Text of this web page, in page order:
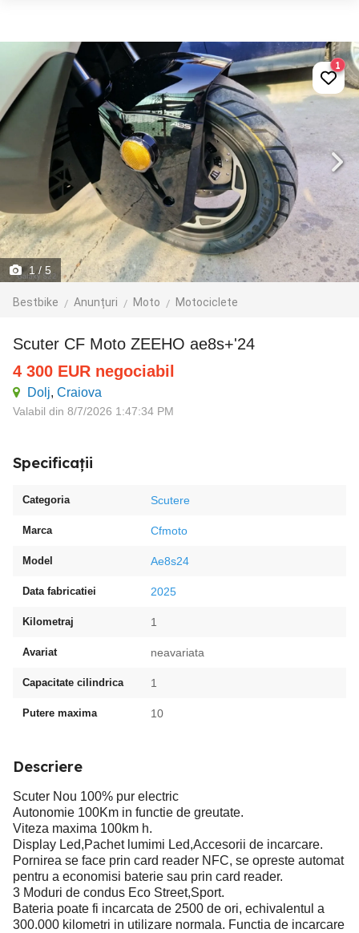
1 / 5
Bestbike Anunțuri Moto Motociclete
1
Scuter CF Moto ZEEHO ae8s+'24
4 300 EUR negociabil
Dolj, Craiova
Valabil din 8/7/2026 1:47:34 PM
Specificații
Categoria Scutere
Marca Cfmoto
Model Ae8s24
Data fabricatiei 2025
Kilometraj 1
Avariat neavariata
Capacitate cilindrica 1
Putere maxima 10
Descriere
Scuter Nou 100% pur electric
Autonomie 100Km in functie de greutate.
Viteza maxima 100km h.
Display Led,Pachet lumimi Led,Accesorii de incarcare.
Pornirea se face prin card reader NFC, se opreste automat
pentru a economisi baterie sau prin card reader.
3 Moduri de condus Eco Street,Sport.
Bateria poate fi incarcata de 2500 de ori, echivalentul a
300.000 kilometri in utilizare normala. Functia de incarcare